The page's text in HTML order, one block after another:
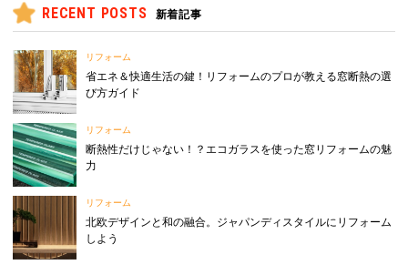
RECENT POSTS 新着記事
リフォーム
省エネ＆快適生活の鍵！リフォームのプロが教える窓断熱の選
び方ガイド
リフォーム
断熱性だけじゃない！？エコガラスを使った窓リフォームの魅
力
リフォーム
北欧デザインと和の融合。ジャパンディスタイルにリフォーム
しよう